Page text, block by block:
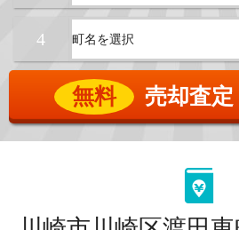
4
無料 売却査定